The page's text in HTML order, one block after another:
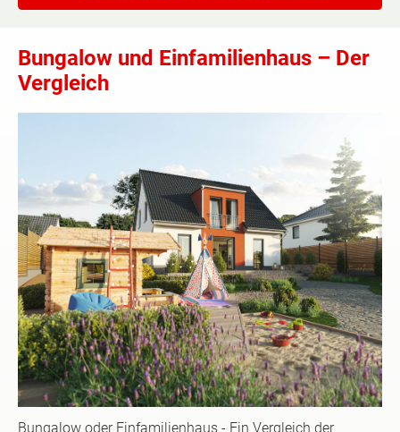
Bungalow und Einfamilienhaus – Der
Vergleich
Bungalow oder Einfamilienhaus - Ein Vergleich der